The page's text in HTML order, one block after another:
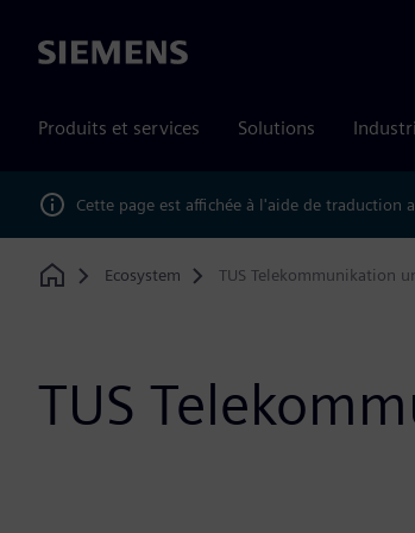
Siemens
Produits et services Solutions
Cette page est affichée à l'aide de traduction
Home
Ecosystem TUS Telekommunikation
TUS